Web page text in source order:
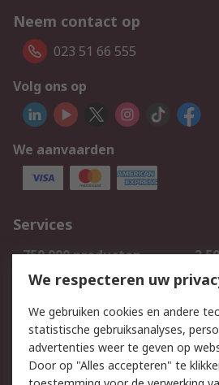
Neem contact op
023 51 66 555
Volg ons op
We aanvaarden
Services
750.000 producten
Bestellen
Track & Trace
Wettelijk
We respecteren uw
We gebruiken cookies en andere
statistische gebruiksanalyses,
advertenties weer te geven op
Door op "Alles accepteren" te